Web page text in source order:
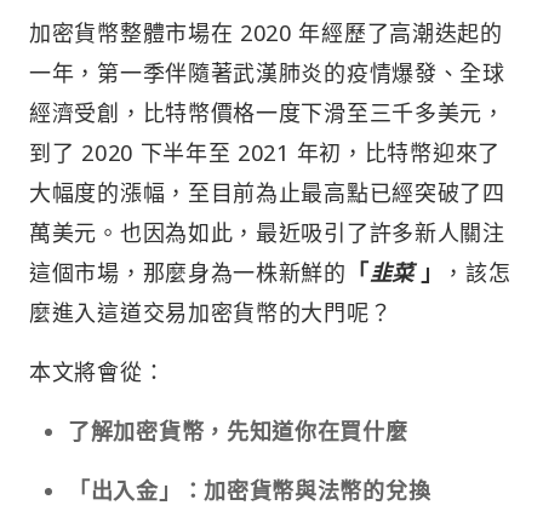
加密貨幣整體市場在 2020 年經歷了高潮迭起的
一年，第一季伴隨著武漢肺炎的疫情爆發、全球
經濟受創，比特幣價格一度下滑至三千多美元，
到了 2020 下半年至 2021 年初，比特幣迎來了
大幅度的漲幅，至目前為止最高點已經突破了四
萬美元。也因為如此，最近吸引了許多新人關注
這個市場，那麼身為一株新鮮的 「韭菜 」
，該怎
麼進入這道交易加密貨幣的大門呢？
本文將會從：
了解加密貨幣，先知道你在買什麼
「出入金」：加密貨幣與法幣的兌換